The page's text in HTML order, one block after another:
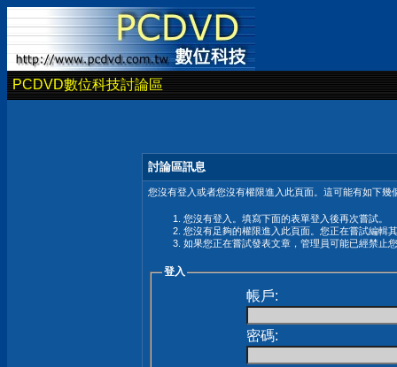
PCDVD數位科技討論區
討論區訊息
您沒有登入或者您沒有權限進入此頁面。這可能有如下幾
您沒有登入。填寫下面的表單登入後再次嘗試。
您沒有足夠的權限進入此頁面。您正在嘗試編輯
如果您正在嘗試發表文章，管理員可能已經禁止
登入
帳戶:
密碼: